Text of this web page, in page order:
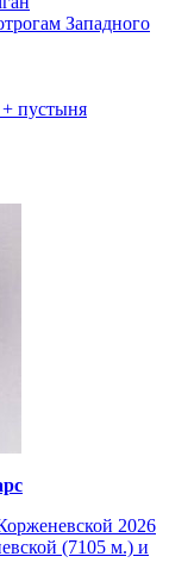
Западного
пустыня
2026
(7105 м.) и